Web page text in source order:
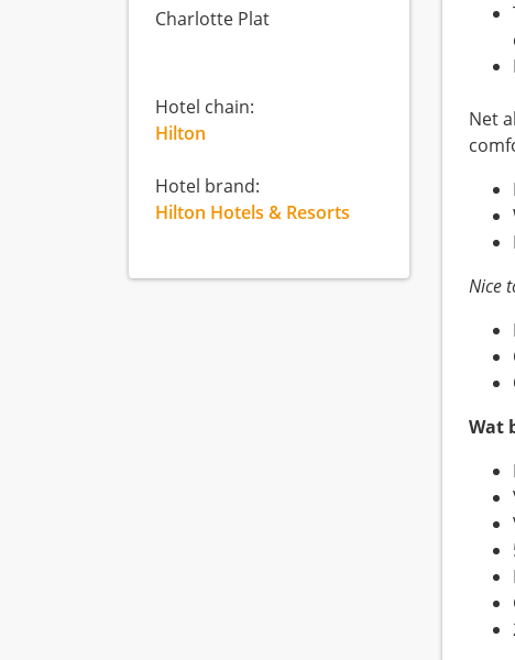
Net
Nice
Wat
Charlotte Plat
Hotel chain:
Hilton
Hotel brand:
Hilton Hotels & Resorts